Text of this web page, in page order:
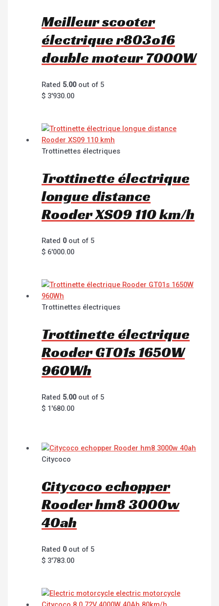
Meilleur scooter
électrique r803o16
double moteur 7000W
Rated 5.00out of 5
$ 3'930.00
Trottinettes électriques
Trottinette électrique
longue distance
Rooder XS09 110 km/h
Rated 0out of 5
$ 6'000.00
Trottinettes électriques
Trottinette électrique
Rooder GT01s 1650W
960Wh
Rated 5.00out of 5
$ 1'680.00
Citycoco
Citycoco echopper
Rooder hm8 3000w
40ah
Rated 0out of 5
$ 3'783.00